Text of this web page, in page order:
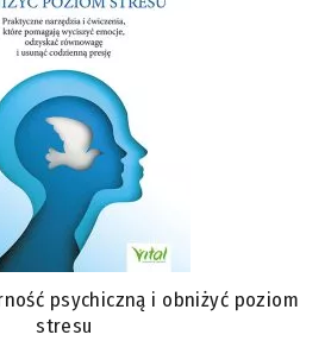
psychiczną i obniżyć poziom
stresu